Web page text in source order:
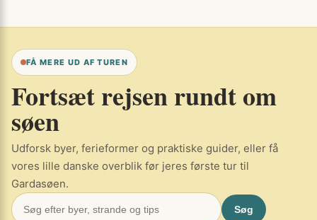
FÅ MERE UD AF TUREN
Fortsæt rejsen rundt om
søen
Udforsk byer, ferieformer og praktiske guider, eller få
vores lille danske overblik før jeres første tur til
Gardasøen.
Søg